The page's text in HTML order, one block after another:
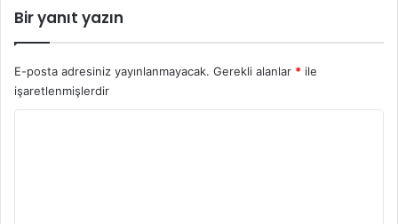
Bir yanıt yazın
E-posta adresiniz yayınlanmayacak. Gerekli alanlar * ile
işaretlenmişlerdir